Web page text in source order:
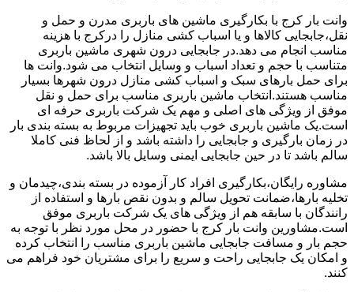
وانت بار کرج با بکارگیری ماشین های باربری مدرن و حمل و
نقل،جابجایی کالاها و یا اسباب کشی منازل را درکرج با هزینه
مناسب انجام می دهد.در جابجایی درون شهری ماشین باربری
متناسب با حجم و تعداد اسباب و وسایل انتخاب می شود.وانت ها
برای حمل بارهای سبک و اسباب کشی منازل درون شهرها بسیار
مناسب هستند.انتخاب ماشین باربری مناسب برای حمل و نقل
موفق از ویژگی های اصلی و مهم یک شرکت باربری حرفه ای
است.یک ماشین باربری خوب باید تجهیزات مربوط به بسته بندی بار
در زمان بارگیری و جابجایی را داشته باشد و از لحاظ فنی کاملا
سالم باشد تا در حین جابجایی ایمنی وسایل بالا باشد.
مشاوره رایگان،بکارگیری افراد کار آزموده در بسته بندی،چیدمان و
تخلیه بارها،ضمانت تحویل سالم و بدون نقص بارها و استفاده از
رانندگان با سابقه هم از ویژگی های یک شرکت باربری موفق
است.مشاورین وانت بار کرج با حضور در محل مورد نظر با توجه به
حجم بار و مسافت جابجایی ماشین باربری مناسب را انتخاب کرده
و امکان یک جابجایی راحت و سریع را برای مشتریان خود فراهم می
کنند.